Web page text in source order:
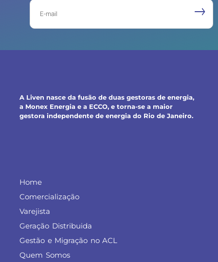
A Liven nasce da fusão de duas gestoras de energia,
a Monex Energia e a ECCO, e torna-se a maior
gestora independente de energia do Rio de Janeiro.
Home
Comercialização
Varejista
Geração Distribuida
Gestão e Migração no ACL
Quem Somos